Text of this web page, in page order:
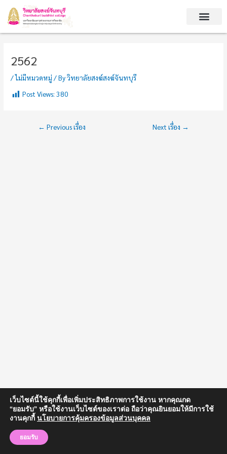
content
2562
/ไม่มีหมวดหมู่ / Byวิทยาลัยสงฆ์สงฆ์จันทบุรี
Post Views: 380
navigation
← Previous เรื่อง Next เรื่อง →
Copyright © 2024 วิทยาลัยสงฆ์จันทบุรี | มหาวิทยาลัยมหาจุฬาลงกรณราช
เว็บไซต์นี้ใช้คุกกี้เพื่อเพิ่มประสิทธิภาพการใช้งาน หากคุณกด
“ยอมรับ” หรือใช้งานเว็บไซต์ของเราต่อ ถือว่าคุณยินยอมให้มีการใช้
งานคุกกี้ นโยบายการคุ้มครองข้อมูลส่วนบุคคล
ยอมรับ